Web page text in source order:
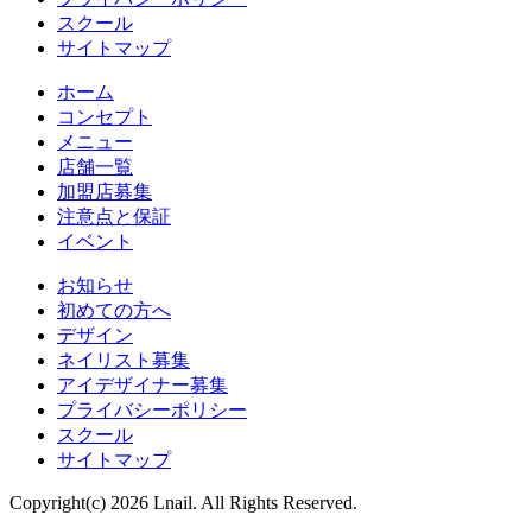
スクール
サイトマップ
ホーム
コンセプト
メニュー
店舗一覧
加盟店募集
注意点と保証
イベント
お知らせ
初めての方へ
デザイン
ネイリスト募集
アイデザイナー募集
プライバシーポリシー
スクール
サイトマップ
Copyright(c) 2026 Lnail. All Rights Reserved.